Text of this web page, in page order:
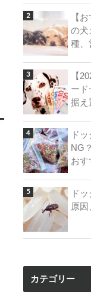
【
の犬
種、
【
ード
据え
ド
NG
おす
ド
原因
カテゴリー